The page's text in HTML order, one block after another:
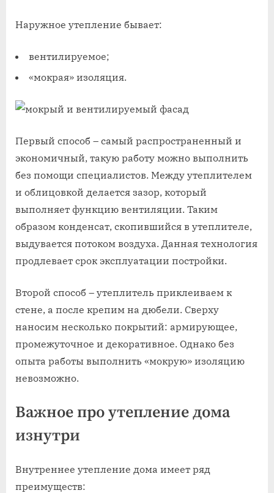
Наружное утепление бывает:
вентилируемое;
«мокрая» изоляция.
Первый способ – самый распространенный и
экономичный, такую работу можно выполнить
без помощи специалистов. Между утеплителем
и облицовкой делается зазор, который
выполняет функцию вентиляции. Таким
образом конденсат, скопившийся в утеплителе,
выдувается потоком воздуха. Данная технология
продлевает срок эксплуатации постройки.
Второй способ – утеплитель приклеиваем к
стене, а после крепим на дюбели. Сверху
наносим несколько покрытий: армирующее,
промежуточное и декоративное. Однако без
опыта работы выполнить «мокрую» изоляцию
невозможно.
Важное про утепление дома
изнутри
Внутреннее утепление дома имеет ряд
преимуществ: